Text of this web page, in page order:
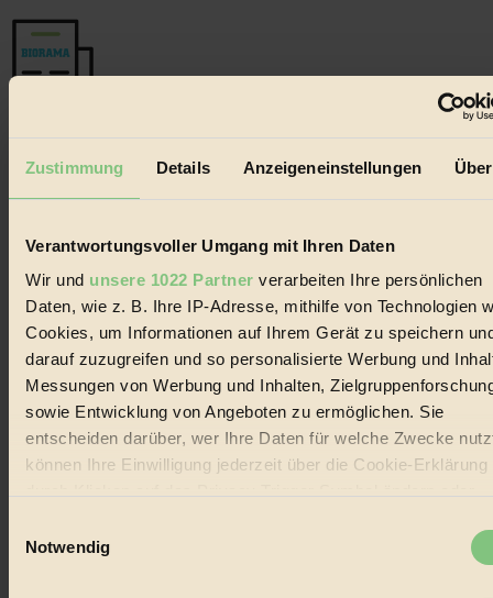
Zustimmung Details Anzeigeneinstellungen
Verantwortungsvoller Umgang mit Ihren Daten
Wir und unsere 1022 Partner verarbeiten Ihre persönlichen
Daten, wie z. B. Ihre IP-Adresse, mithilfe von Technologien
Cookies, um Informationen auf Ihrem Gerät zu speichern
darauf zuzugreifen und so personalisierte Werbung und
Messungen von Werbung und Inhalten,
sowie Entwicklung von Angeboten zu ermöglichen. Sie
entscheiden darüber, wer Ihre Daten für welche Zwecke
können Ihre Einwilligung jederzeit über die Cookie-Erklärung
Notwendig
Gewinnspiele & Ausgaben übersichtlich aufbereitet vom
BIORAMA-Magazin per E-Mail.
Jetzt eintragen:
© 2026 Biorama GmbH
Impressum & Disclaimer
Datenschutz
Mediadaten
Lebenswandel. Es ist eine moderne Plattform für Ideen, Menschen